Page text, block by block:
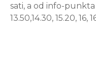
sati, a od info-punkta
13.50,14.30, 15.20, 16,